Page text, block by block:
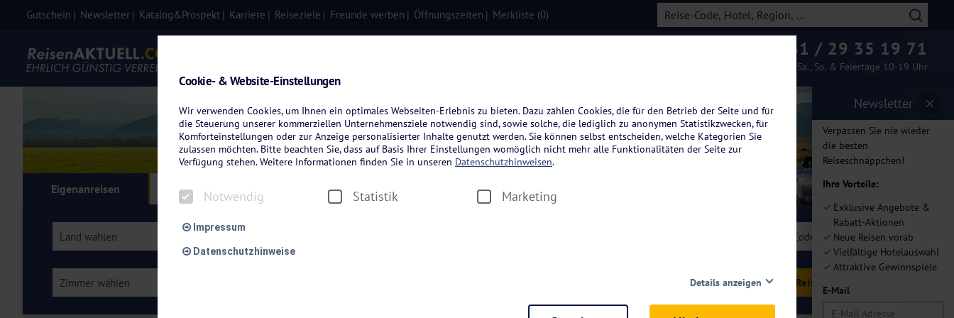
Gutschein Newsletter Katalog&Prospekt Karriere Reiseziele Freunde werben Öffnungszeiten Merkliste (0)
0261 / 29 35 19 71
Mo.-Fr. 08-19 Uhr / Sa., So. & Feiertage 10-19 Uhr
Newsletter
Verpassen Sie nie wieder
die besten
Reiseschnäppchen!
Ihre Vorteile:
Exklusive Angebote &
Rabatt-Aktionen
Neue Reisen vorab
Vielfältige Hotelauswahl
Attraktive Gewinnspiele
E-Mail
Eigenanreisen Kreuzfahrten Flugreisen
Land wählen
Zimmer wählen
Cookie- & Website-Einstellungen
Wir verwenden Cookies, um Ihnen ein optimales Webseiten-Erlebnis zu bieten. Dazu zählen Cookies, die für den Betrieb der Seite und für
die Steuerung unserer kommerziellen Unternehmensziele notwendig sind, sowie solche, die lediglich zu anonymen Statistikzwecken, für
Komforteinstellungen oder zur Anzeige personalisierter Inhalte genutzt werden. Sie können selbst entscheiden, welche Kategorien Sie
zulassen möchten. Bitte beachten Sie, dass auf Basis Ihrer Einstellungen womöglich nicht mehr alle Funktionalitäten der Seite zur
Verfügung stehen. Weitere Informationen finden Sie in unseren Datenschutzhinweisen.
Notwendig Statistik Marketing
Impressum
Datenschutzhinweise
Details anzeigen